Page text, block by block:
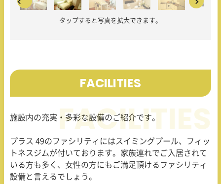
タップすると写真を拡大できます。
FACILITIES
施設内の充実・多彩な設備のご紹介です。
プラス 49のファシリティにはスイミングプール、フィッ
トネスジムが付いております。家族連れでご入居されて
いる方も多く、女性の方にもご満足頂けるファシリティ
設備と言えるでしょう。